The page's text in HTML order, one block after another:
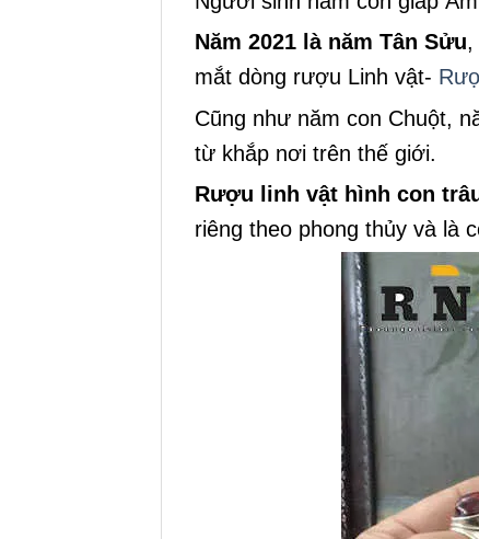
Năm 2021 là năm Tân Sửu,
mắt dòng rượu Linh vật-
Cũng như năm con Chuột,
từ khắp nơi trên thế giới.
Rượu linh vật hình con
riêng theo phong thủy và là